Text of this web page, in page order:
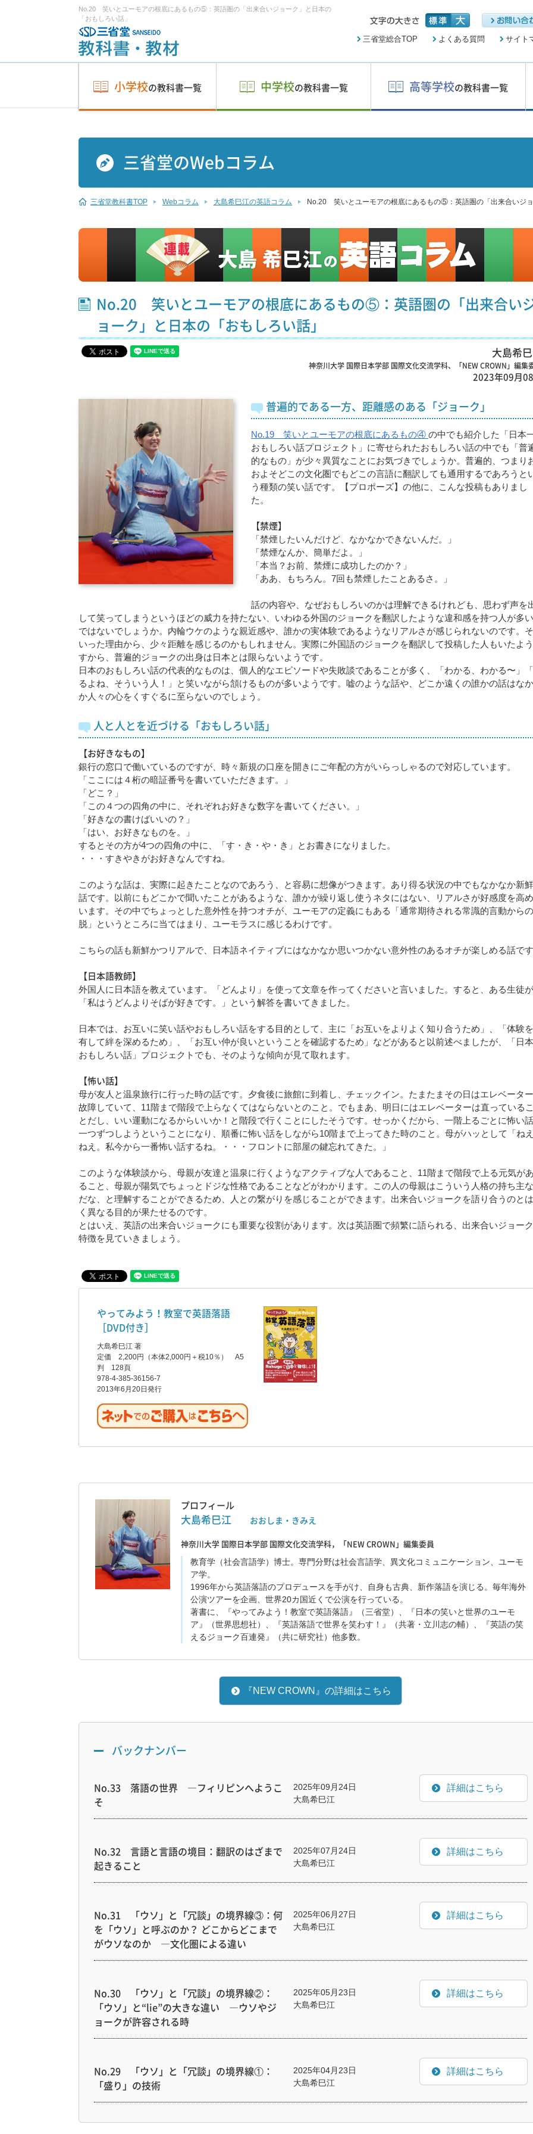
No.20 笑いとユーモアの根底にあるもの⑤：英語圏の「出来合いジョーク」と日本の
「おもしろい話」
三省堂総合TOP よくある質問 サイト
小学校の教科書一覧 中学校の教科書一覧 高等学校の教科書一覧
三省堂のWebコラム
三省堂教科書TOP Webコラム 大島希巳江の英語コラム No.20 笑いとユーモアの根底にあるもの⑤：英語圏の「出来合いジョ
No.20 笑いとユーモアの根底にあるもの⑤：英語圏の「出来合い
ョーク」と日本の「おもしろい話」
大島希
神奈川大学 国際日本学部 国際文化交流学科、「NEW CROWN」編集
2023年09月08
普遍的である一方、距離感のある「ジョーク」
No.19 笑いとユーモアの根底にあるもの④ の中でも紹介した「日本
おもしろい話プロジェクト」に寄せられたおもしろい話の中でも「普
的なもの」が少々異質なことにお気づきでしょうか。普遍的、つまり
およそどこの文化圏でもどこの言語に翻訳しても通用するであろうと
う種類の笑い話です。【プロポーズ】の他に、こんな投稿もありまし
た。
【禁煙】
「禁煙したいんだけど、なかなかできないんだ。」
「禁煙なんか、簡単だよ。」
「本当？お前、禁煙に成功したのか？」
「ああ、もちろん。7回も禁煙したことあるさ。」
話の内容や、なぜおもしろいのかは理解できるけれども、思わず声を
して笑ってしまうというほどの威力を持たない、いわゆる外国のジョークを翻訳したような違和感を持つ人が多
ではないでしょうか。内輪ウケのような親近感や、誰かの実体験であるようなリアルさが感じられないのです。そ
いった理由から、少々距離を感じるのかもしれません。実際に外国語のジョークを翻訳して投稿した人もいたよ
すから、普遍的ジョークの出身は日本とは限らないようです。
日本のおもしろい話の代表的なものは、個人的なエピソードや失敗談であることが多く、「わかる、わかる〜」
るよね、そういう人！」と笑いながら頷けるものが多いようです。嘘のような話や、どこか遠くの誰かの話はな
か人々の心をくすぐるに至らないのでしょう。
人と人とを近づける「おもしろい話」
【お好きなもの】
銀行の窓口で働いているのですが、時々新規の口座を開きにご年配の方がいらっしゃるので対応しています。
「ここには４桁の暗証番号を書いていただきます。」
「どこ？」
「この４つの四角の中に、それぞれお好きな数字を書いてください。」
「好きなの書けばいいの？」
「はい、お好きなものを。」
するとその方が4つの四角の中に、「す・き・や・き」とお書きになりました。
・・・すきやきがお好きなんですね。
このような話は、実際に起きたことなのであろう、と容易に想像がつきます。あり得る状況の中でもなかなか新
話です。以前にもどこかで聞いたことがあるような、誰かが繰り返し使うネタにはない、リアルさが好感度を高
います。その中でちょっとした意外性を持つオチが、ユーモアの定義にもある「通常期待される常識的言動から
脱」というところに当てはまり、ユーモラスに感じるわけです。
こちらの話も新鮮かつリアルで、日本語ネイティブにはなかなか思いつかない意外性のあるオチが楽しめる話です
【日本語教師】
外国人に日本語を教えています。「どんより」を使って文章を作ってくださいと言いました。すると、ある生徒が
「私はうどんよりそばが好きです。」という解答を書いてきました。
日本では、お互いに笑い話やおもしろい話をする目的として、主に「お互いをよりよく知り合うため」、「体験
有して絆を深めるため」、「お互い仲が良いということを確認するため」などがあると以前述べましたが、「日
おもしろい話」プロジェクトでも、そのような傾向が見て取れます。
【怖い話】
母が友人と温泉旅行に行った時の話です。夕食後に旅館に到着し、チェックイン。たまたまその日はエレベータ
故障していて、11階まで階段で上らなくてはならないとのこと。でもまあ、明日にはエレベーターは直っているこ
とだし、いい運動になるからいいか！と階段で行くことにしたそうです。せっかくだから、一階上るごとに怖い
一つずつしようということになり、順番に怖い話をしながら10階まで上ってきた時のこと。母がハッとして「ねえ
ねえ。私今から一番怖い話するね。・・・フロントに部屋の鍵忘れてきた。」
このような体験談から、母親が友達と温泉に行くようなアクティブな人であること、11階まで階段で上る元気があ
ること、母親が陽気でちょっとドジな性格であることなどがわかります。この人の母親はこういう人格の持ち主
だな、と理解することができるため、人との繋がりを感じることができます。出来合いジョークを語り合うのと
く異なる目的が果たせるのです。
とはいえ、英語の出来合いジョークにも重要な役割があります。次は英語圏で頻繁に語られる、出来合いジョー
特徴を見ていきましょう。
やってみよう！教室で英語落語
［DVD付き］
大島希巳江 著
定価 2,200円（本体2,000円＋税10％） A5
判 128頁
978-4-385-36156-7
2013年6月20日発行
プロフィール
大島希巳江 おおしま・きみえ
神奈川大学 国際日本学部 国際文化交流学科，「NEW CROWN」編集委員
教育学（社会言語学）博士。専門分野は社会言語学、異文化コミュニケーション、ユーモ
ア学。
1996年から英語落語のプロデュースを手がけ、自身も古典、新作落語を演じる。毎年海外
公演ツアーを企画、世界20カ国近くで公演を行っている。
著書に、『やってみよう！教室で英語落語』（三省堂）、『日本の笑いと世界のユーモ
ア』（世界思想社）、『英語落語で世界を笑わす！』（共著・立川志の輔）、『英語の笑
えるジョーク百連発』（共に研究社）他多数。
『NEW CROWN』の詳細はこちら
バックナンバー
No.33 落語の世界 ―フィリピンへようこ
そ
2025年09月24日
大島希巳江
詳細はこちら
No.32 言語と言語の境目：翻訳のはざまで
起きること
2025年07月24日
大島希巳江
詳細はこちら
No.31 「ウソ」と「冗談」の境界線③：何
を「ウソ」と呼ぶのか？ どこからどこまで
がウソなのか ―文化圏による違い
2025年06月27日
大島希巳江
詳細はこちら
No.30 「ウソ」と「冗談」の境界線②：
「ウソ」と“lie”の大きな違い ―ウソやジ
ョークが許容される時
2025年05月23日
大島希巳江
詳細はこちら
No.29 「ウソ」と「冗談」の境界線①：
「盛り」の技術
2025年04月23日
大島希巳江
詳細はこちら